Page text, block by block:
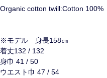
Organic cotton twill:Cotton 100%
※モデル 身長158㎝
着丈132 / 132
身巾 41 / 50
ウエスト巾 47 / 54